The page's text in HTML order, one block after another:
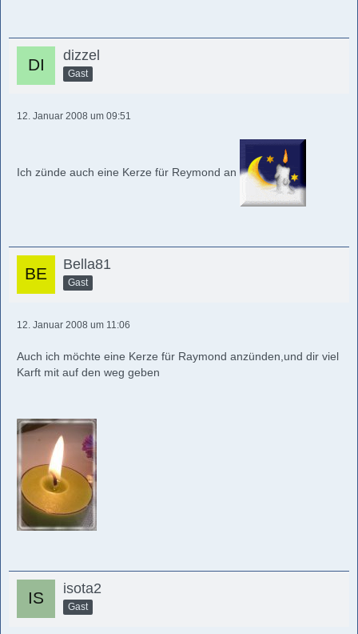
dizzel
Gast
12. Januar 2008 um 09:51
Ich zünde auch eine Kerze für Reymond an
Bella81
Gast
12. Januar 2008 um 11:06
Auch ich möchte eine Kerze für Raymond anzünden,und dir viel
Karft mit auf den weg geben
isota2
Gast